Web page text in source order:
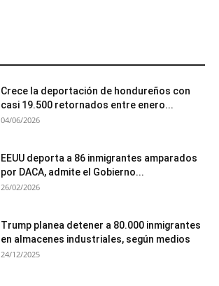
Crece la deportación de hondureños con
casi 19.500 retornados entre enero...
04/06/2026
EEUU deporta a 86 inmigrantes amparados
por DACA, admite el Gobierno...
26/02/2026
Trump planea detener a 80.000 inmigrantes
en almacenes industriales, según medios
24/12/2025